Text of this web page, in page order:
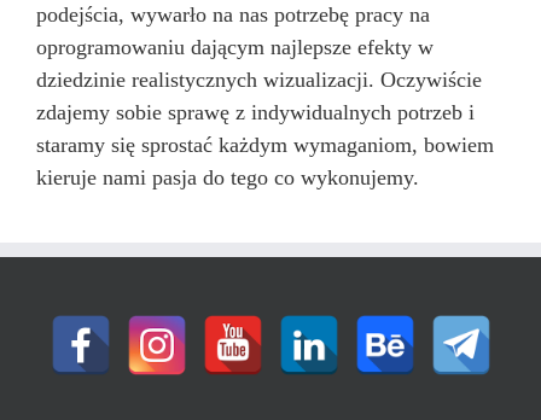
podejścia, wywarło na nas potrzebę pracy na
oprogramowaniu dającym najlepsze efekty w
dziedzinie realistycznych wizualizacji. Oczywiście
zdajemy sobie sprawę z indywidualnych potrzeb i
staramy się sprostać każdym wymaganiom, bowiem
kieruje nami pasja do tego co wykonujemy.